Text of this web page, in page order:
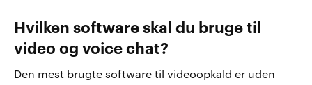
Hvilken software skal du bruge til
video og voice chat?
Den mest brugte software til videoopkald er uden